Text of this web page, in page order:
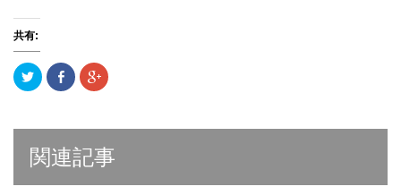
共有:
ク
リ
て
w
i
t
F
a
o
k
で
共
有
ク
リ
て
o
o
g
l
関連記事